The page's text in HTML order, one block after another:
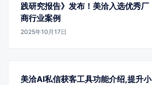
践研究报告》发布！美洽入选优秀厂
商行业案例
2025年10月17日
美洽AI私信获客工具功能介绍,提升小